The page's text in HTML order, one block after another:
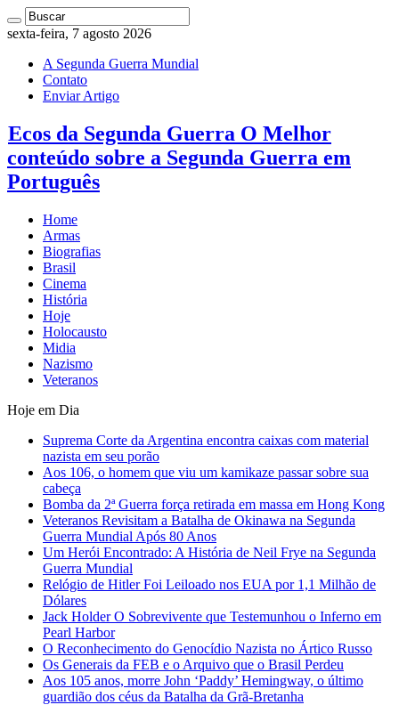
sexta-feira, 7 agosto 2026
A Segunda Guerra Mundial
Contato
Enviar Artigo
Ecos da Segunda Guerra O Melhor
conteúdo sobre a Segunda Guerra em
Português
Home
Armas
Biografias
Brasil
Cinema
História
Hoje
Holocausto
Midia
Nazismo
Veteranos
Hoje em Dia
Suprema Corte da Argentina encontra caixas com material
nazista em seu porão
Aos 106, o homem que viu um kamikaze passar sobre sua
cabeça
Bomba da 2ª Guerra força retirada em massa em Hong Kong
Veteranos Revisitam a Batalha de Okinawa na Segunda
Guerra Mundial Após 80 Anos
Um Herói Encontrado: A História de Neil Frye na Segunda
Guerra Mundial
Relógio de Hitler Foi Leiloado nos EUA por 1,1 Milhão de
Dólares
Jack Holder O Sobrevivente que Testemunhou o Inferno em
Pearl Harbor
O Reconhecimento do Genocídio Nazista no Ártico Russo
Os Generais da FEB e o Arquivo que o Brasil Perdeu
Aos 105 anos, morre John ‘Paddy’ Hemingway, o último
guardião dos céus da Batalha da Grã-Bretanha